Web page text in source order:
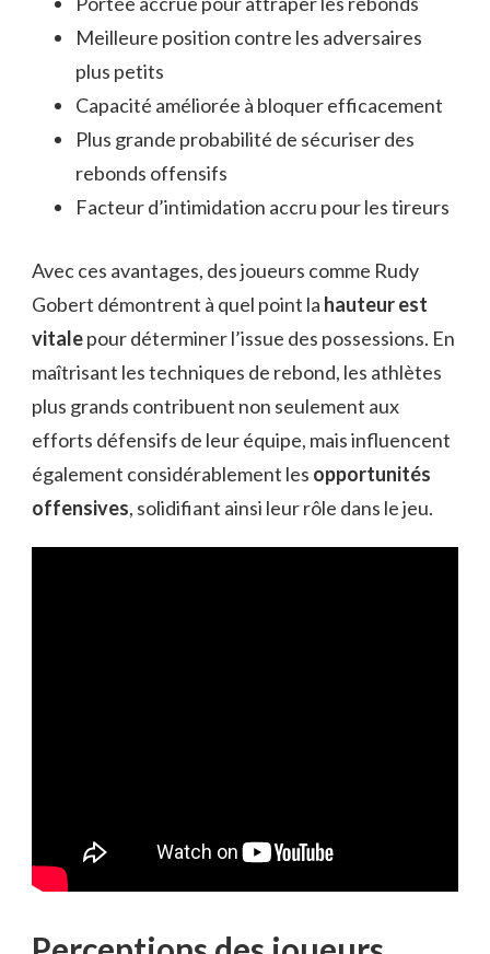
Meilleure position contre les adversaires
plus petits
Capacité améliorée à bloquer efficacement
Plus grande probabilité de sécuriser des
rebonds offensifs
Facteur d’intimidation accru pour les tireurs
Avec ces avantages, des joueurs comme Rudy
Gobert démontrent à quel point la hauteur est
vitalepour déterminer l’issue des possessions. En
maîtrisant les techniques de rebond, les athlètes
plus grands contribuent non seulement aux
efforts défensifs de leur équipe, mais influencent
également considérablement les opportunités
offensives, solidifiant ainsi leur rôle dans le jeu.